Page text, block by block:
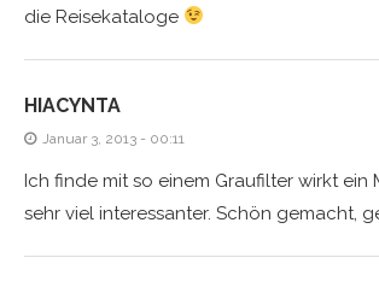
die Reisekataloge
HIACYNTA
Januar 3, 2013 - 00:11
Ich finde mit so einem Graufilter wirkt ein
sehr viel interessanter. Schön gemacht,